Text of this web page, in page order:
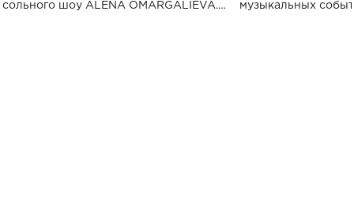
сольного шоу ALENA OMARGALIEVA.
музыкальных